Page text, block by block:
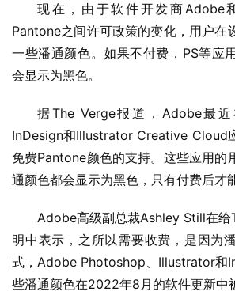
现在，由于软件开发商Adobe
Pantone之间许可政策的变化，用户在
一些潘通颜色。如果不付费，PS等应
会显示为黑色。
据The Verge报道，Adobe最近
InDesign和Illustrator Creative Cloud
免费Pantone颜色的支持。这些应用的
通颜色都会显示为黑色，只有付费后才
Adobe高级副总裁Ashley Still在给
明中表示，之所以需要收费，是因为
式，Adobe Photoshop、Illustrator和
些潘通颜色在2022年8月的软件更新中